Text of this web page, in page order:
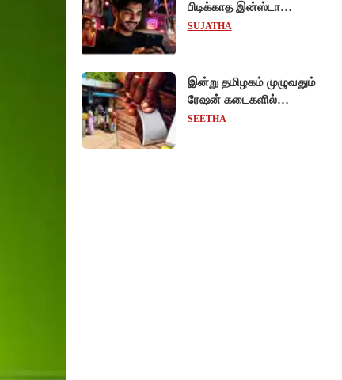
பிடிக்காத இன்ஸ்டா
ரீல்ஸ்களை ஒரே க்ளிக்கில்
SUJATHA
இன்று தமிழகம் முழுவதும்
ரேஷன் கடைகளில்
கைவிரல் ரேகை பதிவு
SEETHA